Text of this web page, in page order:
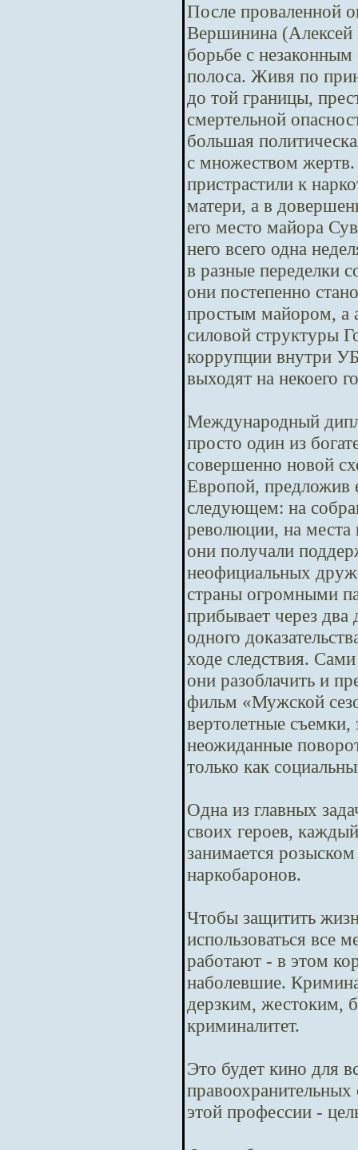
После проваленной
Вершинина (Алексей
борьбе с
полоса. Живя по
до той границы,
смертельной
большая
с множеством
пристрастили к
матери, а в
его место майора
него всего одна
в разные переделки
они постепенно
простым майором, а
силовой структуры
коррупции внутри
выходят на некоего
Международный
просто один из
совершенно новой
Европой, предложив
следующем: на
революции, на места
они получали
неофициальных
страны огромными
прибывает через
одного
ходе следствия.
они разоблачить и
фильм «Мужской
вертолетные
неожиданные
только как
Одна из главных
своих героев,
занимается
наркобаронов.
Чтобы защитить
использоваться все
работают - в этом
наболевшие.
дерзким, жестоким,
криминалитет.
Это будет кино для
этой профессии -